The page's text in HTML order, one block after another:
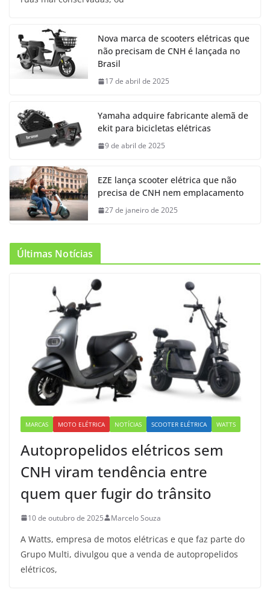
Nova marca de scooters elétricas que
não precisam de CNH é lançada no
Brasil
17 de abril de 2025
Yamaha adquire fabricante alemã de
ekit para bicicletas elétricas
9 de abril de 2025
EZE lança scooter elétrica que não
precisa de CNH nem emplacamento
27 de janeiro de 2025
Últimas Notícias
MARCAS MOTO ELÉTRICA NOTÍCIAS SCOOTER ELÉTRICA WATTS
Autopropelidos elétricos sem
CNH viram tendência entre
quem quer fugir do trânsito
10 de outubro de 2025 Marcelo Souza
A Watts, empresa de motos elétricas e que faz parte do
Grupo Multi, divulgou que a venda de autopropelidos
elétricos,